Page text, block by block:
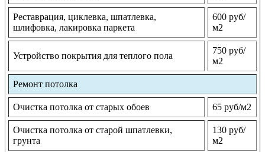
Реставрация, циклевка, шпатлевка,
шлифовка, лакировка паркета
600 руб/
м2
Устройство покрытия для теплого пола
750 руб/
м2
Ремонт потолка
Очистка потолка от старых обоев 65 руб/м2
Очистка потолка от старой шпатлевки,
грунта
130 руб/
м2